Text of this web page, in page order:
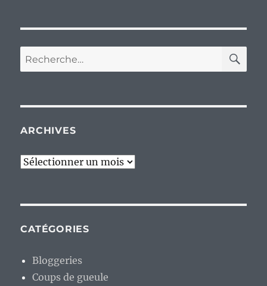
Recherche
pour :
ARCHIVES
Archives
CATÉGORIES
Bloggeries
Coups de gueule